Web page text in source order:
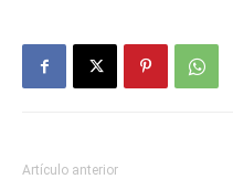
Artículo anterior